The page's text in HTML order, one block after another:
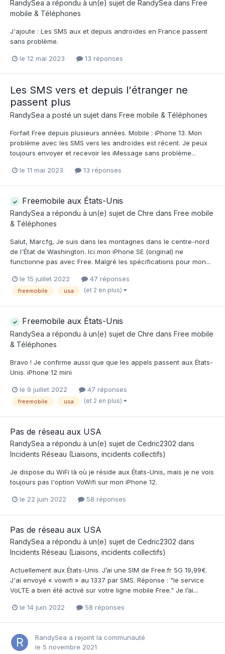
RandySea a répondu à un(e) sujet de RandySea dans Free
mobile & Téléphones
J'ajoute : Les SMS aux et depuis androïdes en France passent
sans problème.
le 12 mai 2023 13 réponses
Les SMS vers et depuis l'étranger ne
passent plus
RandySea a posté un sujet dans Free mobile & Téléphones
Forfait Free depuis plusieurs années. Mobile : iPhone 13. Mon
problème avec les SMS vers les androïdes est récent. Je peux
toujours envoyer et recevoir les iMessage sans problème...
le 11 mai 2023 13 réponses
Freemobile aux États-Unis
RandySea a répondu à un(e) sujet de Chre dans Free mobile
& Téléphones
Salut, Marcfg, Je suis dans les montagnes dans le centre-nord
de l'État de Washington. Ici mon iPhone SE (original) ne
functionne pas avec Free. Malgré les spécifications pour mon...
le 15 juillet 2022 47 réponses
freemobile usa (et 2 en plus)
Freemobile aux États-Unis
RandySea a répondu à un(e) sujet de Chre dans Free mobile
& Téléphones
Bravo ! Je confirme aussi que que les appels passent aux États-
Unis. iPhone 12 mini
le 9 juillet 2022 47 réponses
freemobile usa (et 2 en plus)
Pas de réseau aux USA
RandySea a répondu à un(e) sujet de Cedric2302 dans
Incidents Réseau (Liaisons, incidents collectifs)
Je dispose du WiFi là où je réside aux États-Unis, mais je ne vois
toujours pas l'option VoWifi sur mon iPhone 12.
le 22 juin 2022 58 réponses
Pas de réseau aux USA
RandySea a répondu à un(e) sujet de Cedric2302 dans
Incidents Réseau (Liaisons, incidents collectifs)
Actuellement aux États-Unis. J’ai une SIM de Free.fr 5G 19,99€.
J'ai envoyé « vowifi » au 1337 par SMS. Réponse : "le service
VoLTE a bien été activé sur votre ligne mobile Free." Je l’ai...
le 14 juin 2022 58 réponses
RandySea a rejoint la communauté
le 5 novembre 2021